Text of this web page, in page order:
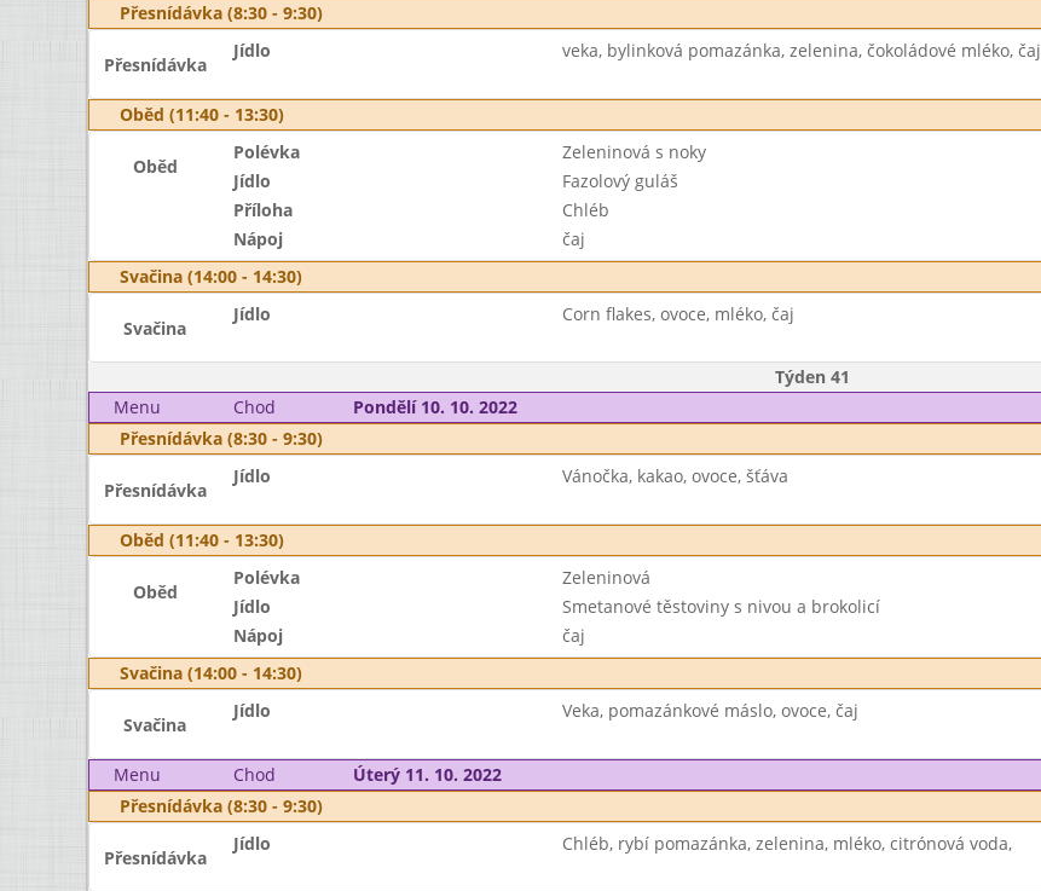
Přesnídávka (8:30 - 9:30)
Přesnídávka
Jídlo veka, bylinková pomazánka, zelenina, čokoládové mléko, čaj
Oběd (11:40 - 13:30)
Oběd
Polévka Zeleninová s noky
Jídlo
Fazolový guláš
Příloha
Chléb
Nápoj
čaj
Svačina (14:00 - 14:30)
Svačina
Jídlo Corn flakes, ovoce, mléko, čaj
Týden 41
Menu
Chod Pondělí 10. 10. 2022
Přesnídávka (8:30 - 9:30)
Přesnídávka
Jídlo Vánočka, kakao, ovoce, šťáva
Oběd (11:40 - 13:30)
Oběd
Polévka Zeleninová
Jídlo
Smetanové těstoviny s nivou a brokolicí
Nápoj
čaj
Svačina (14:00 - 14:30)
Svačina
Jídlo Veka, pomazánkové máslo, ovoce, čaj
Menu Chod Úterý 11. 10. 2022
Přesnídávka (8:30 - 9:30)
Přesnídávka
Jídlo Chléb, rybí pomazánka, zelenina, mléko, citrónová voda,